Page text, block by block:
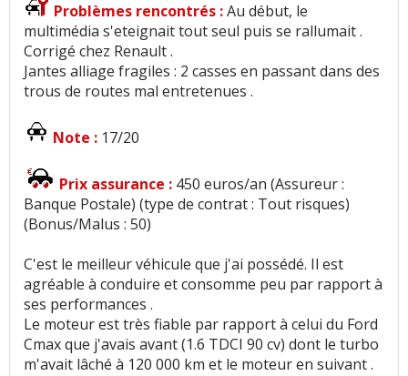
Problèmes rencontrés :Au début, le
multimédia s'eteignait tout seul puis se rallumait .
Corrigé chez Renault .
Jantes alliage fragiles : 2 casses en passant dans des
trous de routes mal entretenues .
Note : 17/20
Prix assurance : 450 euros/an (Assureur :
Banque Postale) (type de contrat : Tout risques)
(Bonus/Malus : 50)
C'est le meilleur véhicule que j'ai possédé. Il est
agréable à conduire et consomme peu par rapport à
ses performances .
Le moteur est très fiable par rapport à celui du Ford
Cmax que j'avais avant (1.6 TDCI 90 cv) dont le turbo
m'avait lâché à 120 000 km et le moteur en suivant .